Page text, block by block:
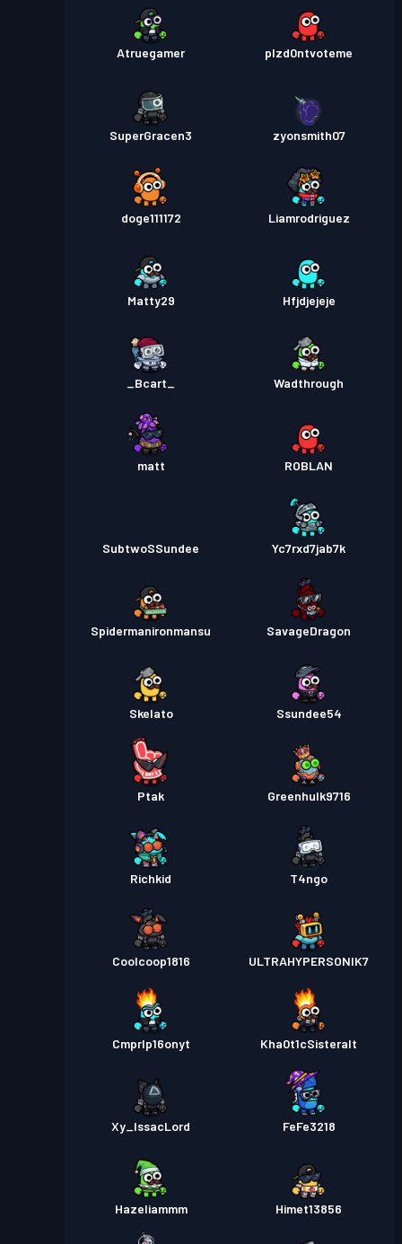
Atruegamer plzd0ntvoteme
SuperGracen3 zyonsmith07
doge111172 Liamrodriguez
Matty29 Hfjdjejeje
_Bcart_ Wadthrough
matt ROBLAN
SubtwoSSundee Yc7rxd7jab7k
Spidermanironmansu SavageDragon
Skelato Ssundee54
Ptak Greenhulk9716
Richkid T4ngo
Coolcoop1816 ULTRAHYPERSONIK7
Cmprlp16onyt Kha0t1cSisteralt
Xy_IssacLord FeFe3218
Hazeliammm Himet13856